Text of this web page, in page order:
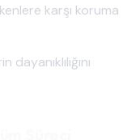
karşı koruma